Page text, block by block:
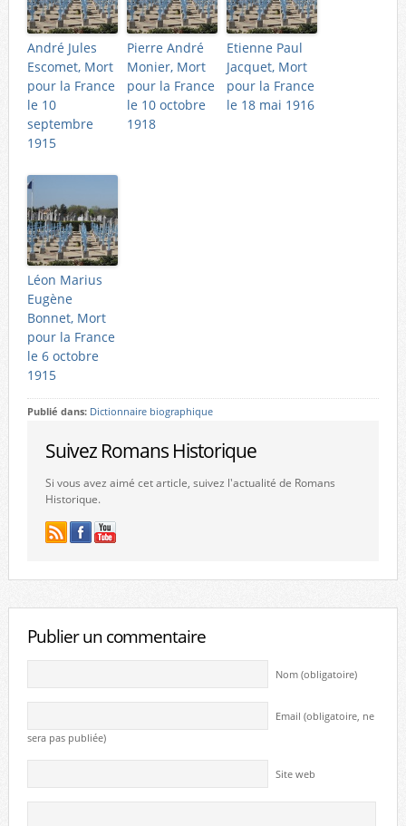
André Jules
Escomet, Mort
pour la France
le 10
septembre
1915
Pierre André
Monier, Mort
pour la France
le 10 octobre
1918
Etienne Paul
Jacquet, Mort
pour la France
le 18 mai 1916
Léon Marius
Eugène
Bonnet, Mort
pour la France
le 6 octobre
1915
Publié dans: Dictionnaire biographique
Suivez Romans Historique
Si vous avez aimé cet article, suivez l'actualité de Romans
Historique.
Publier un commentaire
Nom (obligatoire)
Email (obligatoire, ne
sera pas publiée)
Site web